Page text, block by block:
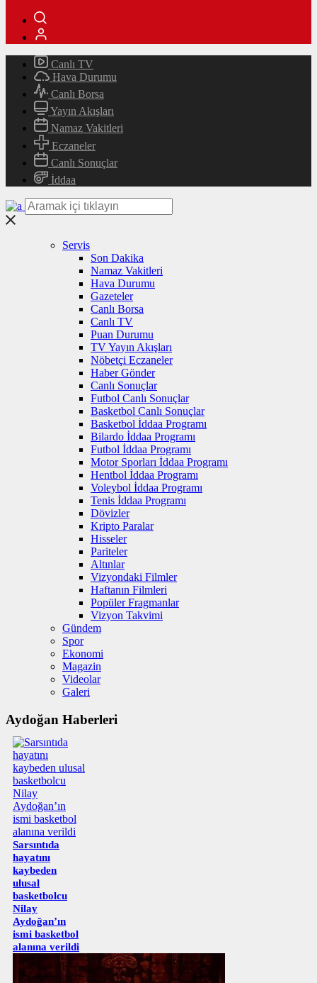
Canlı TV
Hava Durumu
Canlı Borsa
Yayın Akışları
Namaz Vakitleri
Eczaneler
Canlı Sonuçlar
İddaa
Servis
Son Dakika
Namaz Vakitleri
Hava Durumu
Gazeteler
Canlı Borsa
Canlı TV
Puan Durumu
TV Yayın Akışları
Nöbetçi Eczaneler
Haber Gönder
Canlı Sonuçlar
Futbol Canlı Sonuçlar
Basketbol Canlı Sonuçlar
Basketbol İddaa Programı
Bilardo İddaa Programı
Futbol İddaa Programı
Motor Sporları İddaa Programı
Hentbol İddaa Programı
Voleybol İddaa Programı
Tenis İddaa Programı
Dövizler
Kripto Paralar
Hisseler
Pariteler
Altınlar
Vizyondaki Filmler
Haftanın Filmleri
Popüler Fragmanlar
Vizyon Takvimi
Gündem
Spor
Ekonomi
Magazin
Videolar
Galeri
Aydoğan Haberleri
Sarsıntıda
hayatını
kaybeden
ulusal
basketbolcu
Nilay
Aydoğan’ın
ismi basketbol
alanına verildi